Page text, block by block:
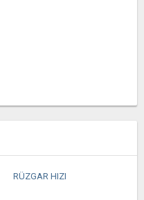
RÜZGAR HIZI